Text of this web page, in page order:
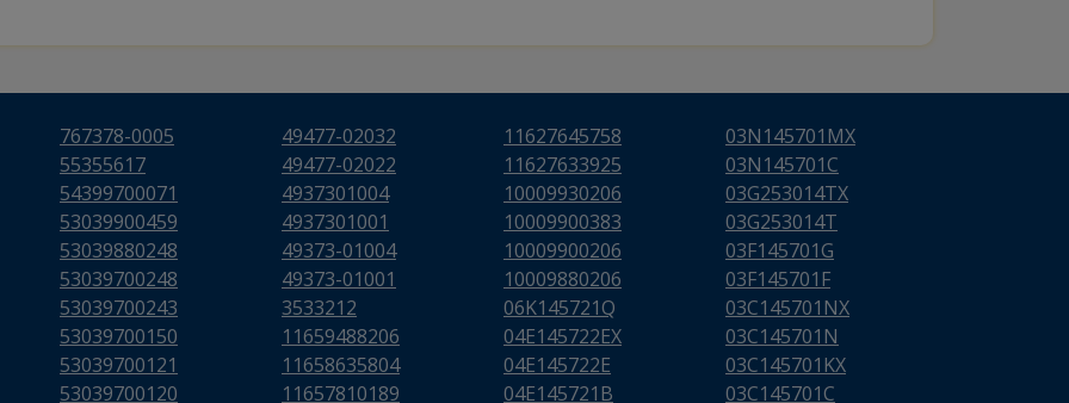
767378-0005
55355617
54399700071
53039900459
53039880248
53039700248
53039700243
53039700150
53039700121
53039700120
49477-02032
49477-02022
4937301004
4937301001
49373-01004
49373-01001
3533212
11659488206
11658635804
11657810189
11627645758
11627633925
10009930206
10009900383
10009900206
10009880206
06K145721Q
04E145722EX
04E145722E
04E145721B
03N145701MX
03N145701C
03G253014TX
03G253014T
03F145701G
03F145701F
03C145701NX
03C145701N
03C145701KX
03C145701C